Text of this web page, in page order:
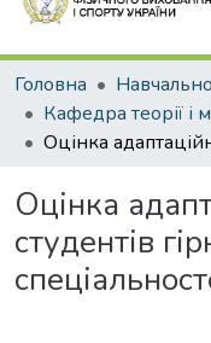
Головна
Оцінка
студентів